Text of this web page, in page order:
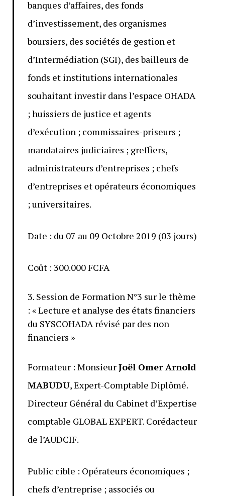
banques d’affaires, des fonds
d’investissement, des organismes
boursiers, des sociétés de gestion et
d’Intermédiation (SGI), des bailleurs de
fonds et institutions internationales
souhaitant investir dans l’espace OHADA
; huissiers de justice et agents
d’exécution ; commissaires-priseurs ;
mandataires judiciaires ; greffiers,
administrateurs d’entreprises ; chefs
d’entreprises et opérateurs économiques
; universitaires.
Date : du 07 au 09 Octobre 2019 (03 jours)
Coût : 300.000 FCFA
3. Session de Formation N°3 sur le thème
: « Lecture et analyse des états financiers
du SYSCOHADA révisé par des non
financiers »
Formateur : MonsieurJoël Omer Arnold
MABUDU, Expert-Comptable Diplômé.
Directeur Général du Cabinet d’Expertise
comptable GLOBAL EXPERT. Corédacteur
de l’AUDCIF.
Public cible : Opérateurs économiques ;
chefs d’entreprise ; associés ou